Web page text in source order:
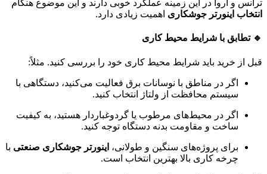
ترانس و آروا در این زمینه عملکرد خوبی دارند و این موضوع هنگام
انتخاب اینورتر جوشکاری اهمیت زیادی دارد.
🔹 تطابق با شرایط محیط کاری
قبل از خرید باید شرایط محیط کاری خود را بررسی کنید. مثلاً:
اگر در مناطق با نوسانات برق فعالیت می‌کنید، دستگاهی با
سیستم محافظت از ولتاژ انتخاب کنید.
اگر در محیط‌های مرطوب یا گردوغباردار هستید، به کیفیت
ساخت و مقاومت بدنه دستگاه توجه کنید.
برای پروژه‌های سنگین و طولانی، اینورتر جوشکاری صنعتی با
چرخه کاری بالا بهترین انتخاب است.